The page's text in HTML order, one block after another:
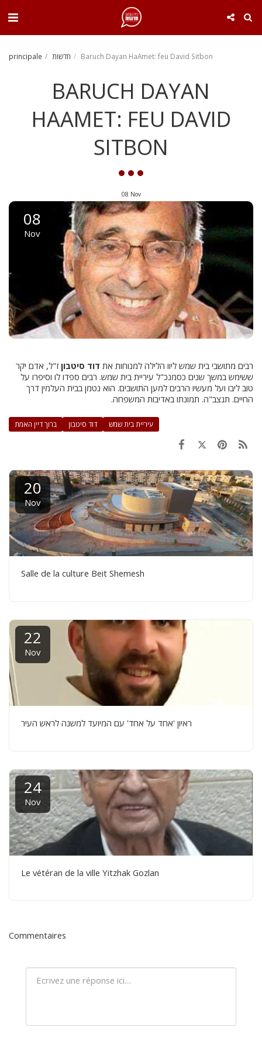
principale חדשות Baruch Dayan HaAmet: feu David Sitbon
BARUCH DAYAN
HAAMET: FEU DAVID
SITBON
08 Nov
08
Nov
רבים מתושבי בית שמש ליוו הלילה למנוחות את דוד סיטבוןז"ל, אדם יקר
ששימש במשך שנים כסמנכ"ל עיריית בית שמש. רבים ספדו לו וסיפרו על
טוב ליבו ועל מעשיו הרבים למען התושבים. הוא נטמן בבית העלמין דרך
החיים. תנצב"ה. תמונתו באדיבות המשפחה.
ברוך דיין האמת דוד סיטבון עיריית בית שמש
20
Nov
Salle de la culture Beit Shemesh
22
Nov
ראיון 'אחד על אחד' עם המיועד למשנה לראש העיר
24
Nov
Le vétéran de la ville Yitzhak Gozlan
Commentaires